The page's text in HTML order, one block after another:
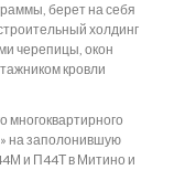
берет на себя
холдинг
черепицы, окон
кровли
многоквартирного
на заполонившую
и П44Т в Митино и